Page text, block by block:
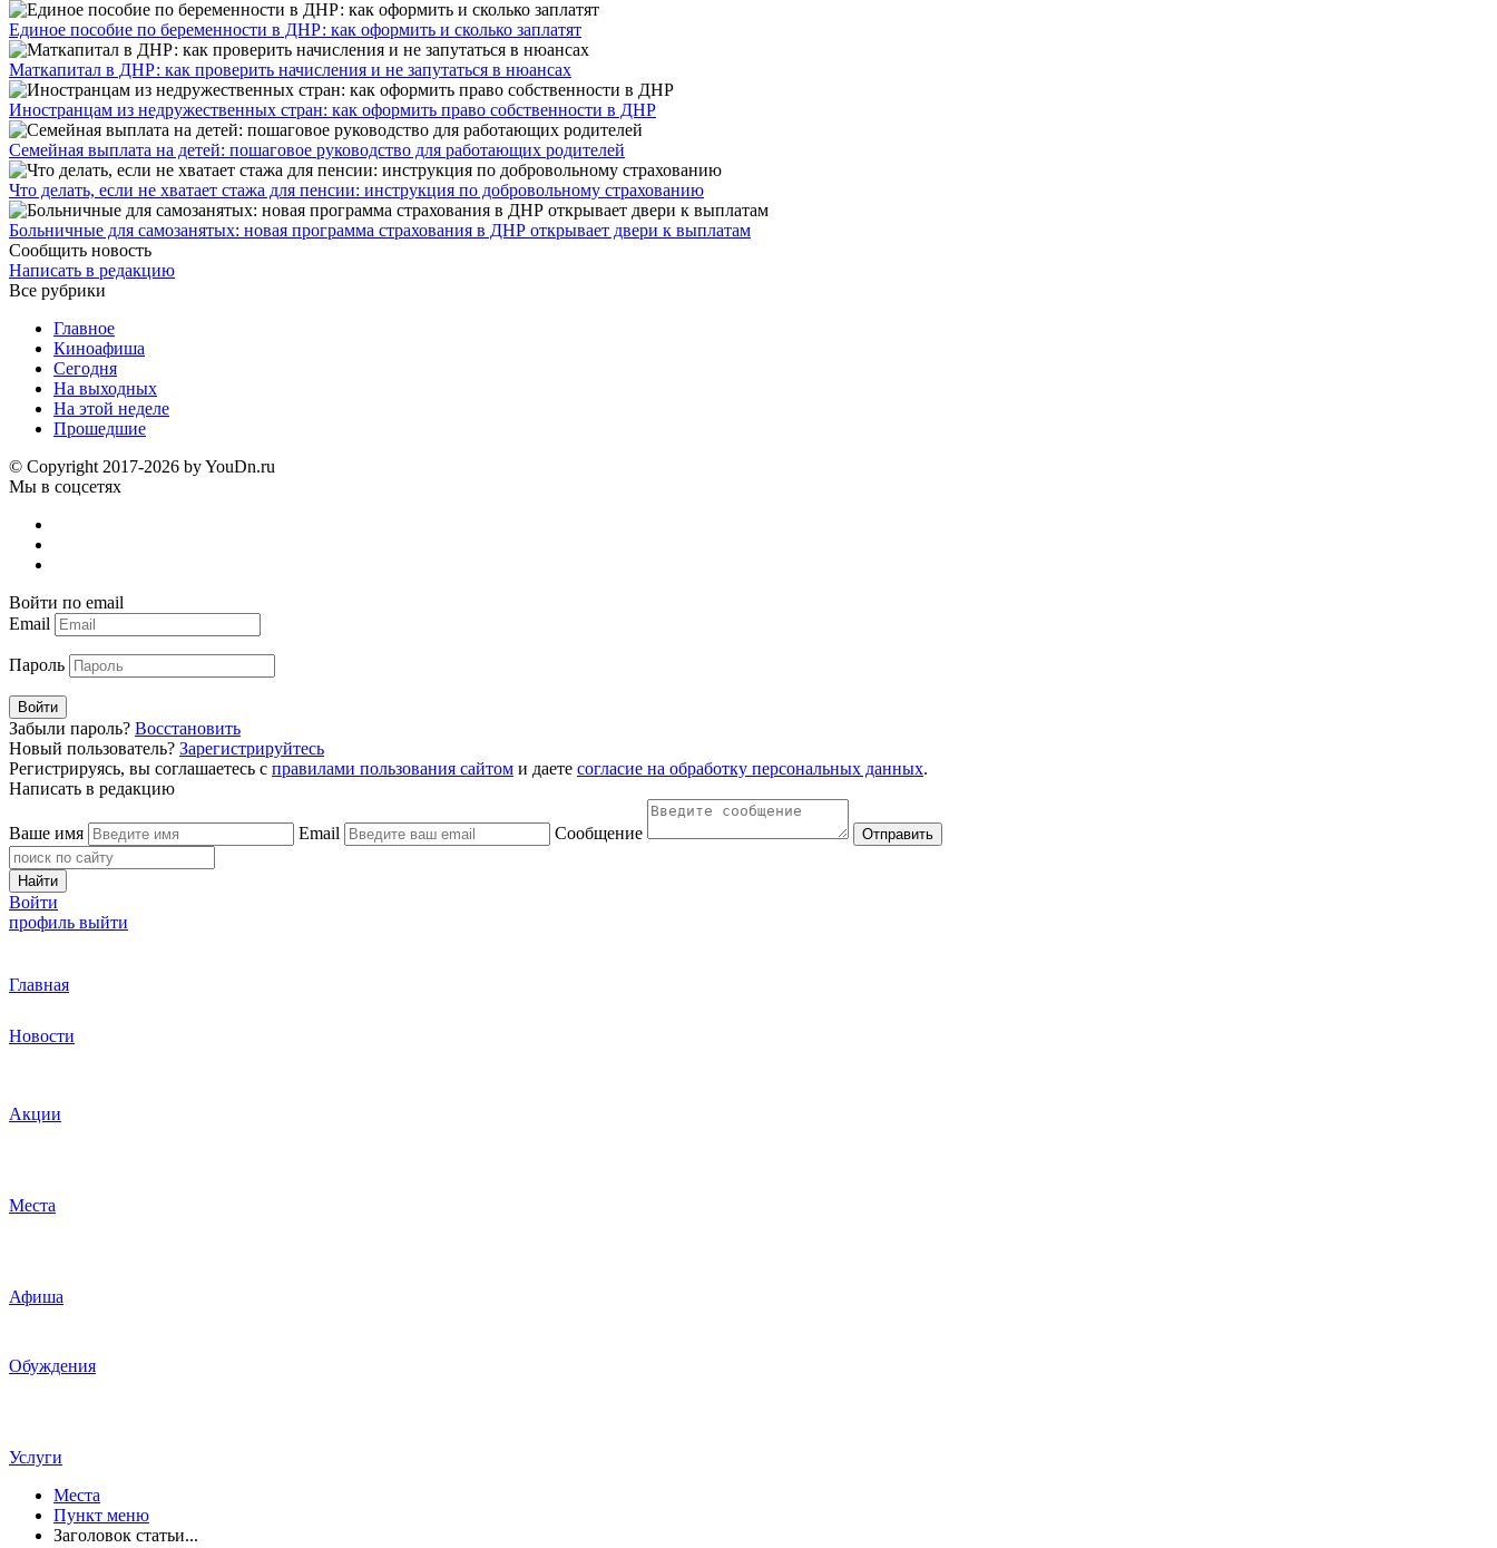
Единое пособие по беременности в ДНР: как оформить и сколько заплатят
​Маткапитал в ДНР: как проверить начисления и не запутаться в нюансах
Иностранцам из недружественных стран: как оформить право собственности в ДНР
Семейная выплата на детей: пошаговое руководство для работающих родителей
Что делать, если не хватает стажа для пенсии: инструкция по добровольному страхованию
Больничные для самозанятых: новая программа страхования в ДНР открывает двери к выплатам
Сообщить новость
Написать в редакцию
Все рубрики
Главное
Киноафиша
Сегодня
На выходных
На этой неделе
Прошедшие
© Copyright 2017-2026 by YouDn.ru
Мы в соцсетях
Войти по email
Email
Пароль
Войти
Забыли пароль? Восстановить
Новый пользователь? Зарегистрируйтесь
Регистрируясь, вы соглашаетесь с правилами пользования сайтом и даете согласие на обработку персональных данных.
Написать в редакцию
Ваше имя Email Сообщение Отправить
Найти
Войти
профиль выйти
Главная
Новости
Акции
Места
Афиша
Обуждения
Услуги
Места
Пункт меню
Заголовок статьи...